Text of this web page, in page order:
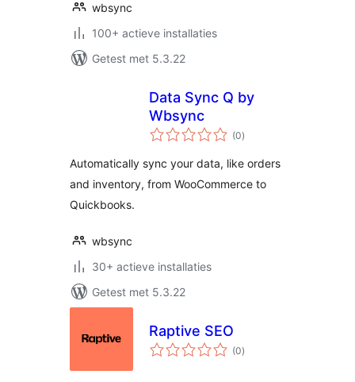
wbsync
100+ actieve installaties
Getest met 5.3.22
Data Sync Q by
Wbsync
(0totaal
waarderingen
)
Automatically sync your data, like orders
and inventory, from WooCommerce to
Quickbooks.
wbsync
30+ actieve installaties
Getest met 5.3.22
Raptive SEO
(0totaal
waarderingen
)